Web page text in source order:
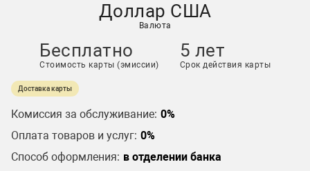
Доллар США
Валюта
Бесплатно
Стоимость карты (эмиссии)
5 лет
Срок действия карты
Доставка карты
Комиссия за обслуживание: 0%
Оплата товаров и услуг: 0%
Способ оформления: в отделении банка